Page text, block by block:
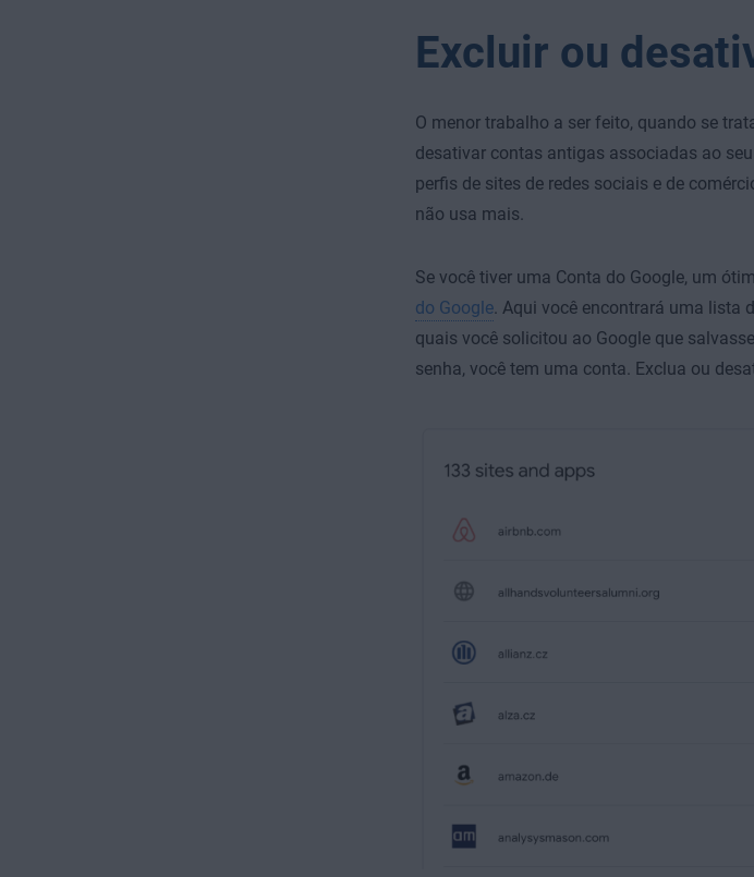
Excluir ou
O menor trabalho a ser feito, quando se
desativar contas antigas associadas ao
perfis de sites de redes sociais e de
não usa mais.
Se você tiver uma Conta do Google, um
do Google. Aqui você encontrará uma lista
quais você solicitou ao Google que
senha, você tem uma conta. Exclua ou